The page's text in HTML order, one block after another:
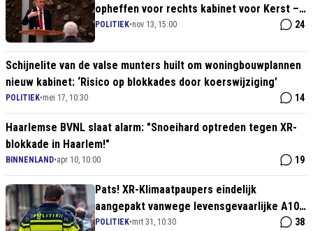
opheffen voor rechts kabinet voor Kerst –
PvdA is dood!'
POLITIEK•nov 13, 15:00 24
Schijnelite van de valse munters huilt om woningbouwplannen
nieuw kabinet: ‘Risico op blokkades door koerswijziging’
POLITIEK•mei 17, 10:30 14
Haarlemse BVNL slaat alarm: "Snoeihard optreden tegen XR-
blokkade in Haarlem!"
BINNENLAND•apr 10, 10:00 19
Pats! XR-Klimaatpaupers eindelijk
aangepakt vanwege levensgevaarlijke A10
blokkade
POLITIEK•mrt 31, 10:30 38